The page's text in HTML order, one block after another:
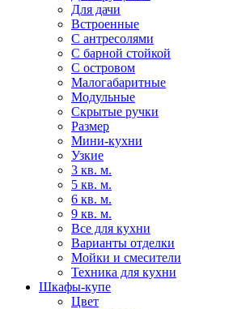
Для дачи
Встроенные
С антресолями
С барной стойкой
С островом
Малогабаритные
Модульные
Скрытые ручки
Размер
Мини-кухни
Узкие
3 кв. м.
5 кв. м.
6 кв. м.
9 кв. м.
Все для кухни
Варианты отделки
Мойки и смесители
Техника для кухни
Шкафы-купе
Цвет